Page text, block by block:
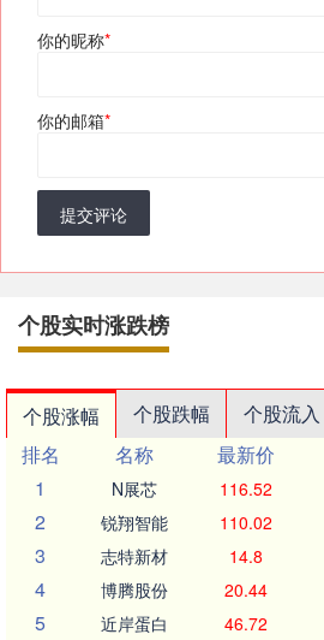
你的昵称*
你的邮箱*
提交评论
个股实时涨跌榜
个股涨幅 个股跌幅 个股流入
排名
名称 最新价
1
N展芯 116.52
2 锐翔智能 110.02
3 志特新材 14.8
4 博腾股份 20.44
5 近岸蛋白 46.72